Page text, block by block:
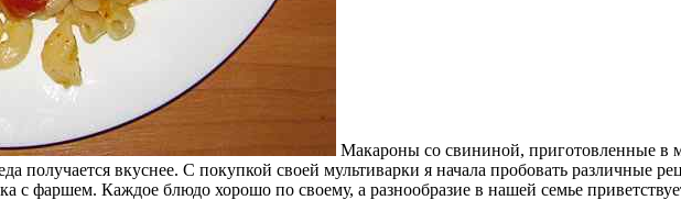
Макароны со свининой, приготовленные в
получается вкуснее. С покупкой своей мультиварки я начала пробовать различные
с фаршем. Каждое блюдо хорошо по своему, а разнообразие в нашей семье